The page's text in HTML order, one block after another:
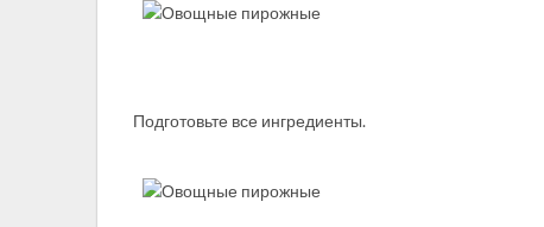
Подготовьте все ингредиенты.